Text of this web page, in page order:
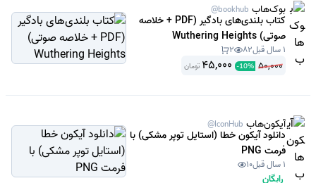
بوک‌هاب @bookhub
کتاب بلندی‌های بادگیر (PDF + خلاصه
صوتی) Wuthering Heights
1 سال قبل 82
2
50,000
-10%
45,000 تومان
آیکون‌هاب @IconHub
دانلود آیکون خطا (استایل توپر مشکی) با
فرمت PNG
1 سال قبل 10
رایگان